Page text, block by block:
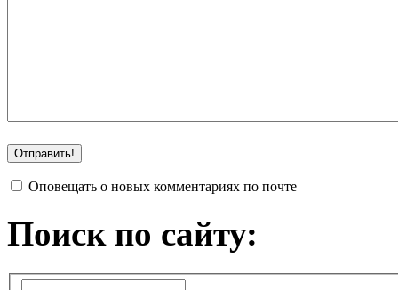
Оповещать о новых комментариях по почте
Поиск по сайту: